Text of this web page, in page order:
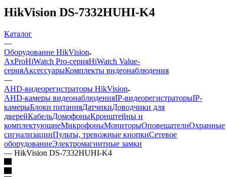
HikVision DS-7332HUHI-K4
Каталог
—
Оборудование HikVision
AxProHiWatch Pro-серияHiWatch Value-
серияАксессуарыКомплекты видеонаблюдения
—
AHD-видеорегистраторы HikVision
AHD-камеры видеонаблюденияIP-видеорегистраторыIP-
камерыБлоки питанияДатчикиДоводчики для
дверейКабельДомофоныКронштейны и
комплектующиеМикрофоныМониторыОповещателиОхранные
сигнализацииПульты, тревожные кнопкиСетевое
оборудованиеЭлектромагнитные замки
— HikVision DS-7332HUHI-K4